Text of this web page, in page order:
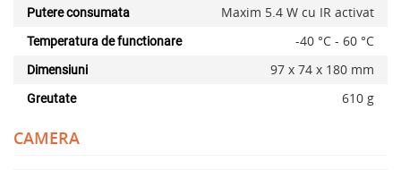
Putere consumata Maxim 5.4 W cu IR activat
Temperatura de functionare -40 °C - 60 °C
Dimensiuni 97 x 74 x 180 mm
Greutate 610 g
CAMERA